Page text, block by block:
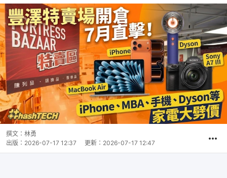
撰文： 林勇
出版： 2026-07-17 12:37 更新： 2026-07-17 12:47